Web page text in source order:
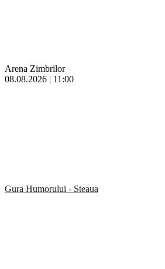
Arena Zimbrilor
08.08.2026 | 11:00
Gura Humorului - Steaua